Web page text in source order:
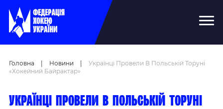
Головна Новини
Українці Провели В Польській Торуні
«Хокейний Байрактар»
Українці провели в польській Торуні